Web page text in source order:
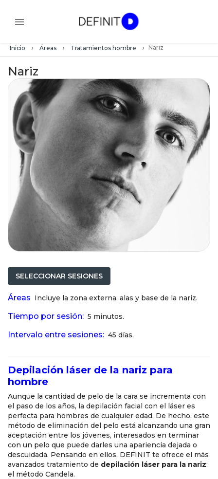
Inicio › Áreas › Tratamientos hombre › Nariz
Nariz
SELECCIONAR SESIONES
Áreas Incluye la zona externa, alas y base de la nariz.
Tiempo por sesión: 5 minutos.
Intervalo entre sesiones: 45 días.
Depilación láser de la nariz para
hombre
Aunque la cantidad de pelo de la cara se incrementa con
el paso de los años, la depilación facial con el láser es
perfecta para hombres de cualquier edad. De hecho, este
método de eliminación del pelo está alcanzando una gran
aceptación entre los jóvenes, interesados en terminar
con un pelo que puede darles una apariencia dejada o
descuidada. Pensando en ellos, DEFINIT te ofrece el más
avanzados tratamiento de depilación láser para la nariz:
el método Candela.